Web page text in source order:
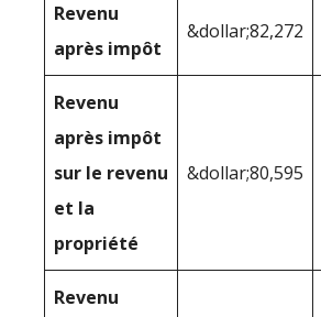
Revenu
après impôt
&dollar;82,272
Revenu
après impôt
sur le revenu
et la
propriété
&dollar;80,595
Revenu